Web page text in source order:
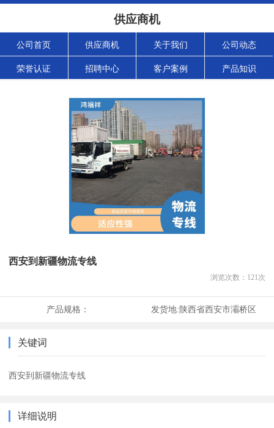
供应商机
公司首页 供应商机 关于我们 公司动态
荣誉认证 招聘中心 客户案例 产品知识
西安到新疆物流专线
浏览次数： 121次
产品规格： 发货地:陕西省西安市灞桥区
关键词
西安到新疆物流专线
详细说明